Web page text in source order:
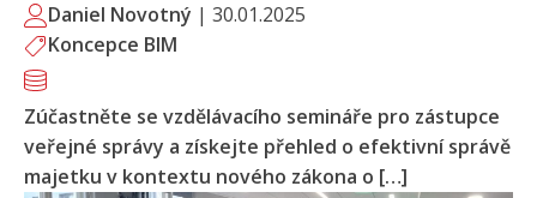
Daniel Novotný | 30.01.2025
Koncepce BIM
Zúčastněte se vzdělávacího semináře pro zástupce
veřejné správy a získejte přehled o efektivní správě
majetku v kontextu nového zákona o […]